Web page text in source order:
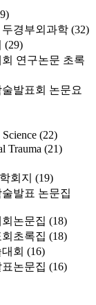
경부외과학 (32)
(29)
연구논문 초록
발표회 논문요
(22)
Trauma (21)
회지 (19)
발표 논문집
논문집 (18)
초록집 (18)
회 (16)
논문집 (16)